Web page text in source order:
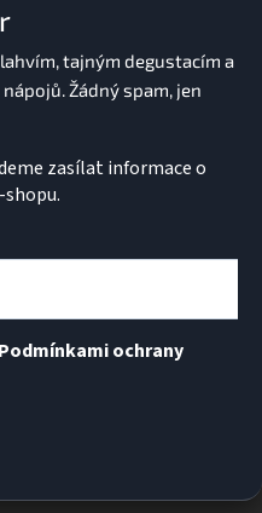
zasílat informace o
Podmínkami ochrany